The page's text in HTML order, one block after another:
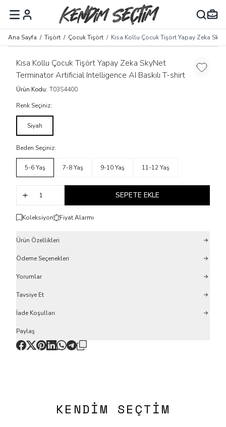
MENÜ
Ana Sayfa / Tişört / Çocuk Tişört / Kısa Kollu Çocuk Tişört Yapay Zeka
Kısa Kollu Çocuk Tişört Yapay Zeka SkyNet
Terminator Artificial Intelligence AI Baskılı T-shirt
Favoriye
Ürün Kodu: T03S4400
Renk Seçiniz:
Siyah
Beden Seçiniz:
5-6 Yaş 7-8 Yaş 9-10 Yaş 11-12 Yaş
SEPETE EKLE
Koleksiyon Fiyat Alarmı
Ürün Özellikleri
Ödeme Seçenekleri
Yorumlar
Tavsiye Et
İade Koşulları
Paylaş
KENDIM SEÇTIM